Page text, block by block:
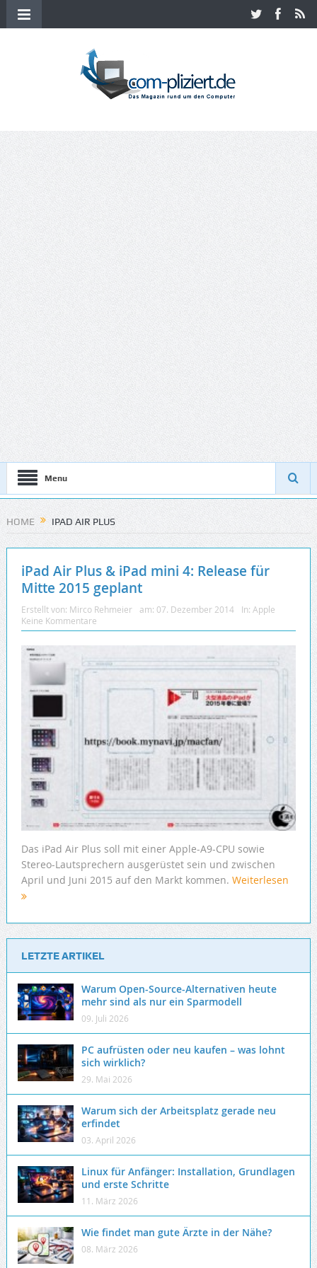
Menu
HOME IPAD AIR PLUS
iPad Air Plus & iPad mini 4: Release für
Mitte 2015 geplant
Erstellt von: Mirco Rehmeier am: 07. Dezember 2014 In: Apple
Keine Kommentare
Das iPad Air Plus soll mit einer Apple-A9-CPU sowie
Stereo-Lautsprechern ausgerüstet sein und zwischen
April und Juni 2015 auf den Markt kommen. Weiterlesen
LETZTE ARTIKEL
Warum Open-Source-Alternativen heute
mehr sind als nur ein Sparmodell
09. Juli 2026
PC aufrüsten oder neu kaufen – was lohnt
sich wirklich?
29. Mai 2026
Warum sich der Arbeitsplatz gerade neu
erfindet
03. April 2026
Linux für Anfänger: Installation, Grundlagen
und erste Schritte
11. März 2026
Wie findet man gute Ärzte in der Nähe?
08. März 2026